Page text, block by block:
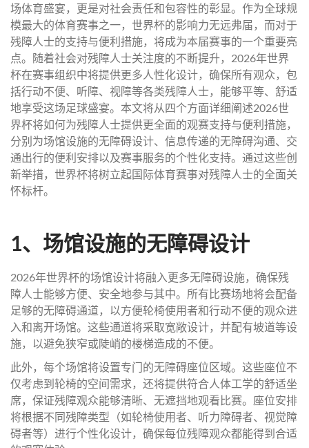
场体育盛宴，更是对社会责任和包容性的彰显。作为全球规
模最大的体育赛事之一，世界杯的影响力无远弗届，而对于
残障人士的支持与便利措施，将成为本届赛事的一个重要亮
点。随着社会对残障人士关注度的不断提升，2026年世界
杯在赛事组织中将提供更多人性化设计，确保所有观众，包
括行动不便、听障、视障等各类残障人士，能够平等、舒适
地享受这场足球盛宴。本文将从四个方面详细阐述2026世
界杯将如何为残障人士提供更全面的观赛支持与便利措施，
分别为场馆设施的无障碍设计、信息传递的无障碍沟通、交
通出行的便利安排以及赛事服务的个性化支持。通过这些创
新举措，世界杯将树立起国际体育赛事对残障人士的全面关
怀标杆。
1、场馆设施的无障碍设计
2026年世界杯的场馆设计将融入更多无障碍设施，确保残
障人士能够方便、安全地参与其中。所有比赛场地将会配备
足够的无障碍通道，以方便轮椅使用者和行动不便的观众进
入和离开场馆。这些通道将采取宽敞设计，并配有坡道等设
施，以避免狭窄或陡峭的楼梯造成的不便。
此外，每个场馆将设置专门的无障碍座位区域。这些座位不
仅考虑到轮椅的空间需求，还将提供符合人体工学的舒适坐
席，保证残障观众能够清晰、无遮挡地观看比赛。座位安排
将根据不同残障类型（如轮椅使用者、听力障碍者、视觉障
碍者等）进行个性化设计，确保每位残障观众都能得到合适